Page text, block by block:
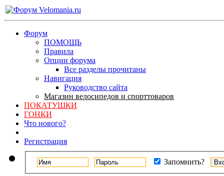
Форум
ПОМОЩЬ
Правила
Опции форума
Все разделы прочитаны
Навигация
Руководство сайта
Магазин велосипедов и спорттоваров
ПОКАТУШКИ
ГОНКИ
Что нового?
Регистрация
Запомнить?